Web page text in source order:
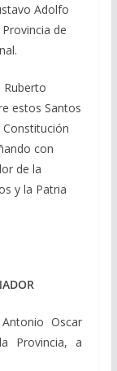
Adolfo
de
Ruberto
estos Santos
Constitución
con
de la
y la Patria
Oscar
Provincia, a